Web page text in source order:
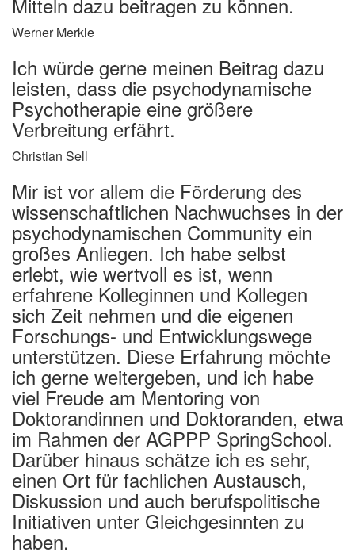
Werner Merkle
Ich würde gerne meinen Beitrag dazu
leisten, dass die psychodynamische
Psychotherapie eine größere
Verbreitung erfährt.
Christian Sell
Mir ist vor allem die Förderung des
wissenschaftlichen Nachwuchses in der
psychodynamischen Community ein
großes Anliegen. Ich habe selbst
erlebt, wie wertvoll es ist, wenn
erfahrene Kolleginnen und Kollegen
sich Zeit nehmen und die eigenen
Forschungs- und Entwicklungswege
unterstützen. Diese Erfahrung möchte
ich gerne weitergeben, und ich habe
viel Freude am Mentoring von
Doktorandinnen und Doktoranden, etwa
im Rahmen der AGPPP SpringSchool.
Darüber hinaus schätze ich es sehr,
einen Ort für fachlichen Austausch,
Diskussion und auch berufspolitische
Initiativen unter Gleichgesinnten zu
haben.